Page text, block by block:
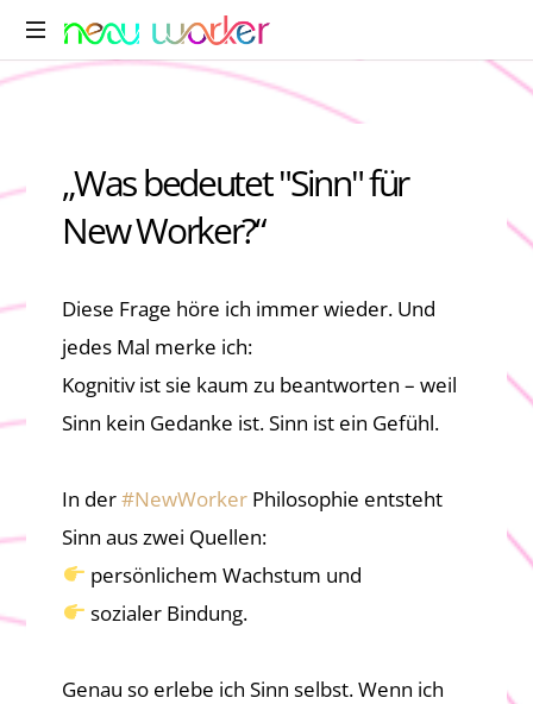
„Was bedeutet "Sinn" für
New Worker?“
Diese Frage höre ich immer wieder. Und
jedes Mal merke ich:
Kognitiv ist sie kaum zu beantworten – weil
Sinn kein Gedanke ist. Sinn ist ein Gefühl.
In der#NewWorker Philosophie entsteht
Sinn aus zwei Quellen:
persönlichem Wachstum und
sozialer Bindung.
Genau so erlebe ich Sinn selbst. Wenn ich